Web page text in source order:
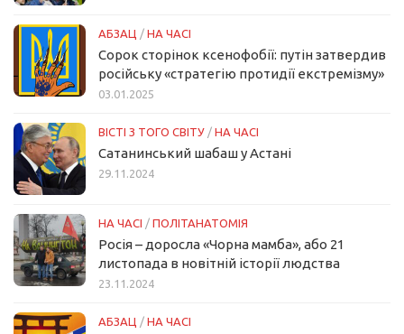
АБЗАЦ / НА ЧАСІ
Сорок сторінок ксенофобії: путін затвердив
російську «стратегію протидії екстремізму»
03.01.2025
ВІСТІ З ТОГО СВІТУ / НА ЧАСІ
Сатанинський шабаш у Астані
29.11.2024
НА ЧАСІ / ПОЛІТАНАТОМІЯ
Росія – доросла «Чорна мамба», або 21
листопада в новітній історії людства
23.11.2024
АБЗАЦ / НА ЧАСІ